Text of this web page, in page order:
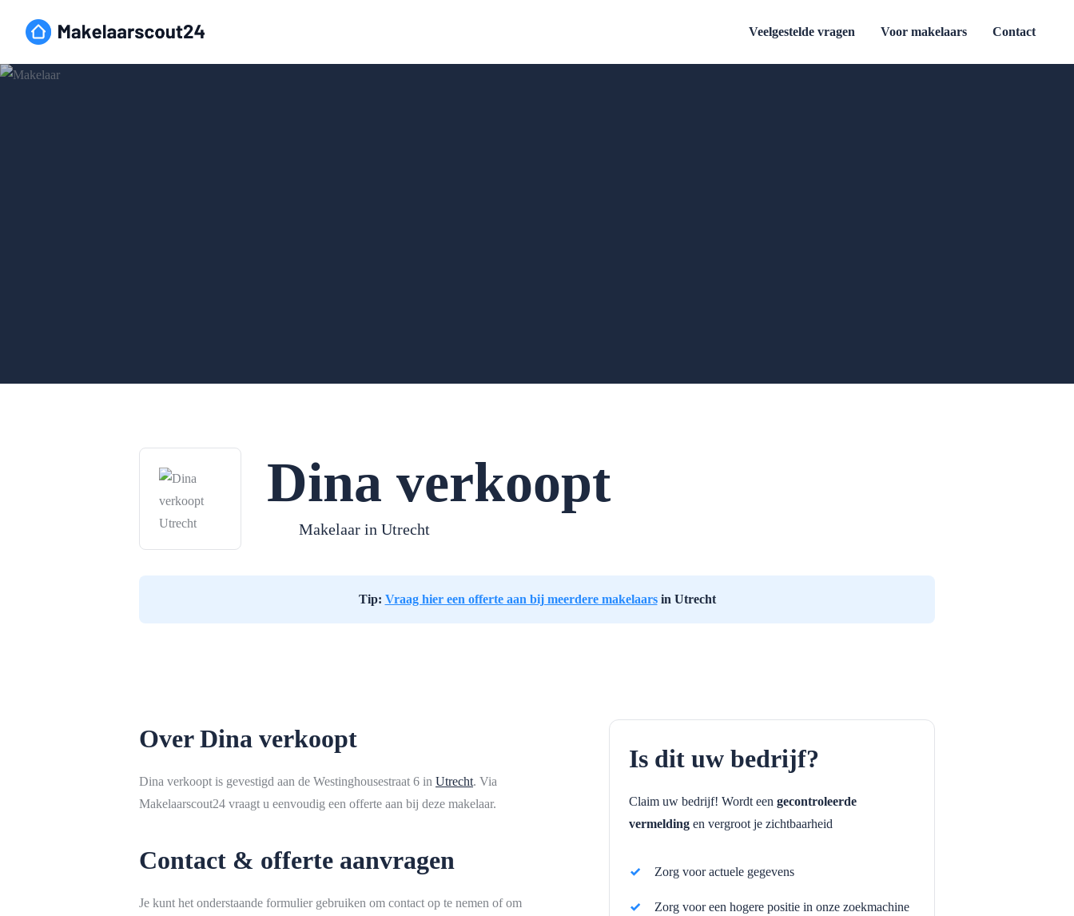
Veelgestelde vragen Voor makelaars Contact
Dina verkoopt
Makelaar in Utrecht
Tip: Vraag hier een offerte aan bij meerdere makelaarsin Utrecht
Over Dina verkoopt
Dina verkoopt is gevestigd aan de Westinghousestraat 6 in Utrecht. Via
Makelaarscout24 vraagt u eenvoudig een offerte aan bij deze makelaar.
Contact & offerte aanvragen
Je kunt het onderstaande formulier gebruiken om contact op te nemen of om
Is dit uw bedrijf?
Claim uw bedrijf! Wordt een gecontroleerde
vermelding en vergroot je zichtbaarheid
Zorg voor actuele gegevens
Zorg voor een hogere positie in onze zoekmachine